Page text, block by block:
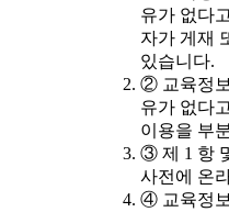
유가 없다
자가 게재
있습니다.
② 교육정
유가 없다
이용을 부
③ 제 1 항
사전에 온
④ 교육정